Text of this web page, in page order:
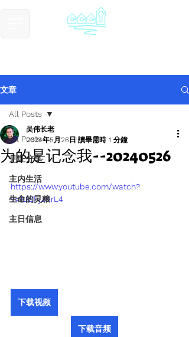
文章
All Posts
见证分享
主内生活
生命的灵粮
主日信息
All Posts
为的是记念我--20240526
吴伟长老
2024年5月26日 讀畢需時 1 分鐘
https://www.youtube.com/watch?
v=1UZfrjzNrL4
下载视频
下载音频